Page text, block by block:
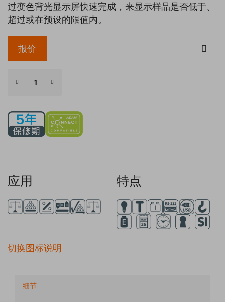
过变色背光显示屏快速完成，来显示样品是否低于、
超过或在预设的限值内。
报价
应用 特点
切换图标说明
细节